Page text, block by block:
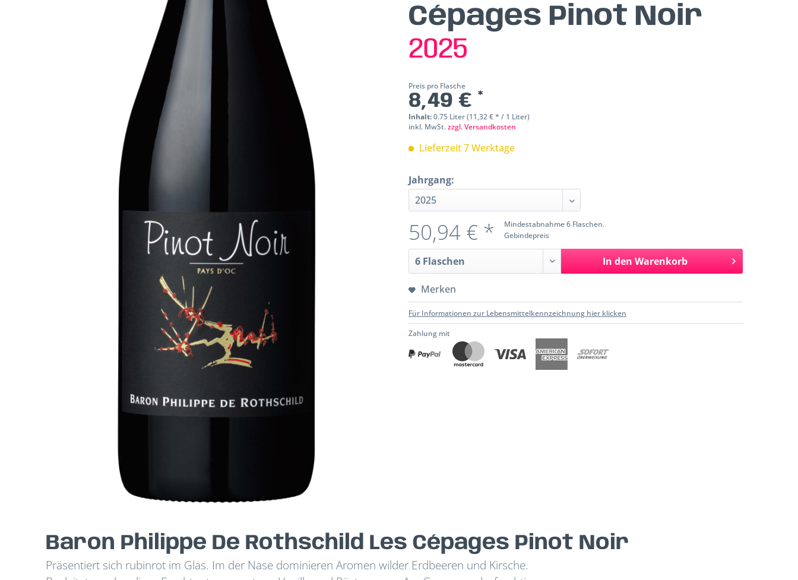
Cépages Pinot Noir
2025
Preis pro Flasche
8,49 € *
Inhalt:0.75 Liter (11,32 € * / 1 Liter)
inkl. MwSt.zzgl. Versandkosten
Lieferzeit 7 Werktage
Jahrgang:
Mindestabnahme 6 Flaschen.
Gebindepreis
50,94 € *
In den Warenkorb
Merken
Für Informationen zur Lebensmittelkennzeichnung hier klicken
Zahlung mit
Baron Philippe De Rothschild Les Cépages Pinot Noir
Präsentiert sich rubinrot im Glas. Im der Nase dominieren Aromen wilder Erdbeeren und Kirsche.